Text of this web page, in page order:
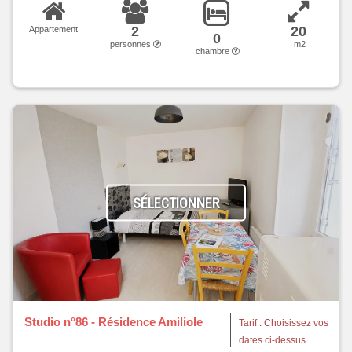
Appartement 2
personnes 0
chambre
20
m2
SÉLECTIONNER
Studio n°86 - Résidence Amiliole
Tarif : Choisissez vos
dates ci-dessus